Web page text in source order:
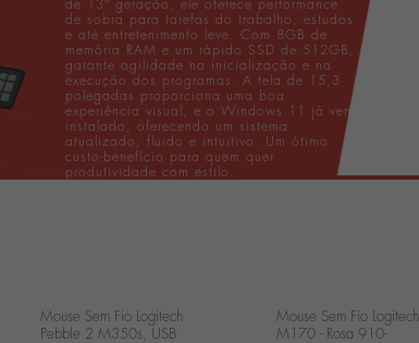
de 13ª geração, ele oferece performance
de sobra para tarefas do trabalho, estudos
e até entretenimento leve. Com 8GB de
memória RAM e um rápido SSD de 512GB,
garante agilidade na inicialização e na
execução dos programas. A tela de 15,3
polegadas proporciona uma boa
experiência visual, e o Windows 11 já vem
instalado, oferecendo um sistema
atualizado, fluido e intuitivo. Um ótimo
custo-benefício para quem quer
produtividade com estilo.
Mouse Sem Fio Logitech
Pebble 2 M350s, USB
Mouse Sem Fio Logitech
M170 - Rosa 910-